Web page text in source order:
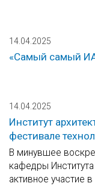
14.04.2025
«Самый самый
14.04.2025
Институт
фестивале
В минувшее
кафедры
активное участие